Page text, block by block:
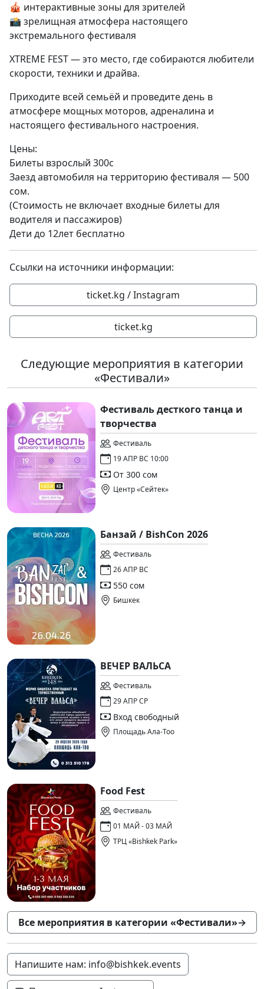
🎪 интерактивные зоны для зрителей
📸 зрелищная атмосфера настоящего
экстремального фестиваля
XTREME FEST — это место, где собираются любители
скорости, техники и драйва.
Приходите всей семьёй и проведите день в
атмосфере мощных моторов, адреналина и
настоящего фестивального настроения.
Цены:
Билеты взрослый 300с
Заезд автомобиля на территорию фестиваля — 500
сом.
(Стоимость не включает входные билеты для
водителя и пассажиров)
Дети до 12лет бесплатно
Ссылки на источники информации:
ticket.kg / Instagram
ticket.kg
Следующие мероприятия в категории
«Фестивали»
Фестиваль десткого танца и
творчества
Фестиваль
19 АПР ВС 10:00
От 300 сом
Центр «Сейтек»
Банзай / BishCon 2026
Фестиваль
26 АПР ВС
550 сом
Бишкек
ВЕЧЕР ВАЛЬСА
Фестиваль
29 АПР СР
Вход свободный
Площадь Ала-Тоо
Food Fest
Фестиваль
01 МАЙ - 03 МАЙ
ТРЦ «Bishkek Park»
Все мероприятия в категории «Фестивали»→
Напишите нам: info@bishkek.events